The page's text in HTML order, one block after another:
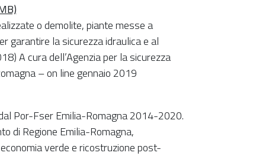
o demolite, piante messe a
garantire la sicurezza idraulica e al
A cura dell’Agenzia per la sicurezza
– on line gennaio 2019
Por-Fser Emilia-Romagna 2014-2020.
di Regione Emilia-Romagna,
verde e ricostruzione post-